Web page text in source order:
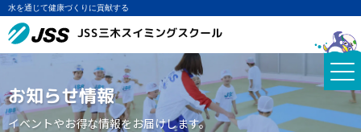
水を通じて健康づくりに貢献する
JSS三木スイミングスクール
お知らせ情報
イベントやお得な情報をお届けします。